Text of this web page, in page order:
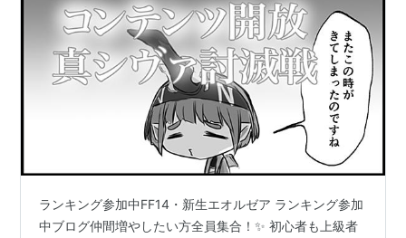
ランキング参加中FF14・新生エオルゼア ランキング参加
中ブログ仲間増やしたい方全員集合！✨ 初心者も上級者